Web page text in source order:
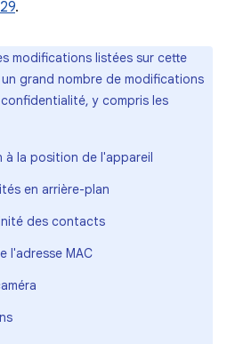
.
modifications listées sur cette
grand nombre de modifications
y compris les
à la position de l'appareil
en arrière-plan
des contacts
l'adresse MAC